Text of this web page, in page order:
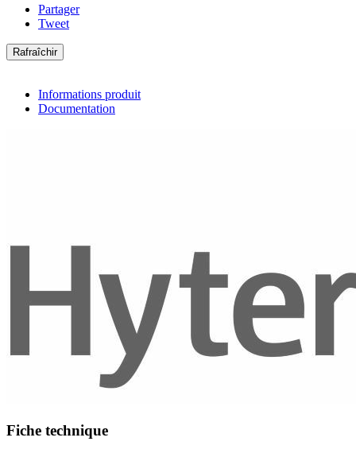
Partager
Tweet
Informations produit
Documentation
Fiche technique